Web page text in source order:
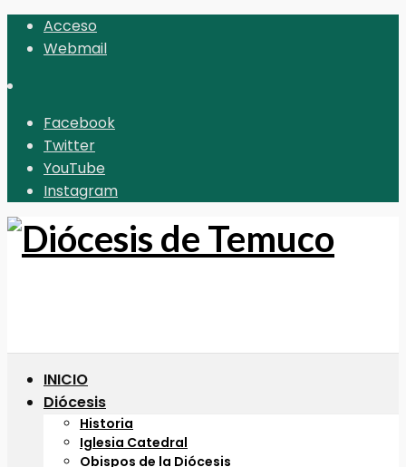
Acceso
Webmail
Facebook
Twitter
YouTube
Instagram
INICIO
Diócesis
Historia
Iglesia Catedral
Obispos de la Diócesis